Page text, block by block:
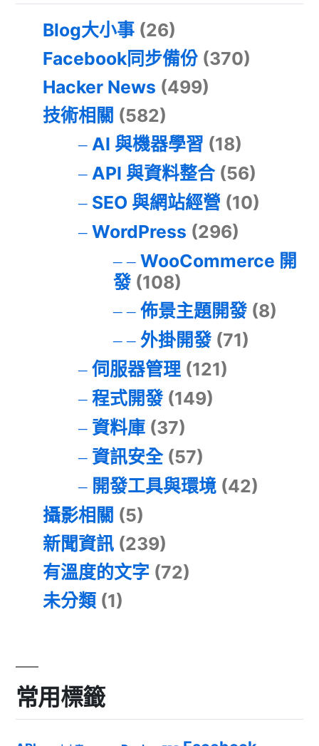
Blog大小事 (26)
Facebook同步備份 (370)
Hacker News (499)
技術相關 (582)
AI 與機器學習 (18)
API 與資料整合(56)
SEO 與網站經營 (10)
WordPress (296)
WooCommerce 開
發(108)
佈景主題開發(8)
外掛開發(71)
伺服器管理(121)
程式開發(149)
資料庫(37)
資訊安全(57)
開發工具與環境(42)
攝影相關 (5)
新聞資訊 (239)
有溫度的文字 (72)
未分類 (1)
常用標籤